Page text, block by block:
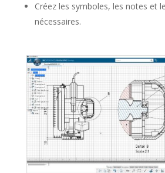
Créez les symboles, les notes et
nécessaires.